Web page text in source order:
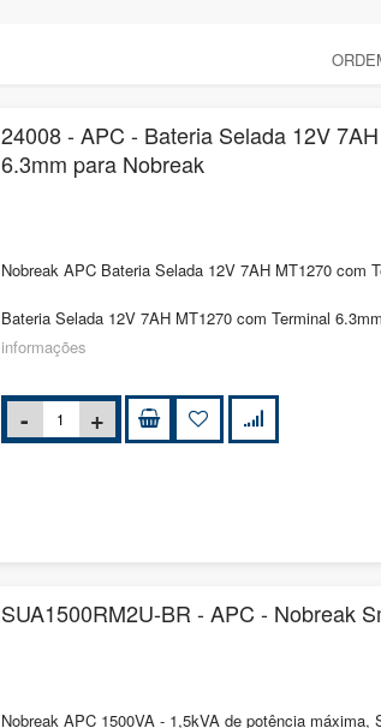
24008 - APC - Bateria Selada 12V
6.3mm para Nobreak
Nobreak APC Bateria Selada 12V 7AH MT1270 com
Bateria Selada 12V 7AH MT1270 com Terminal
informações
SUA1500RM2U-BR - APC - Nobreak
Nobreak APC 1500VA - 1,5kVA de potência